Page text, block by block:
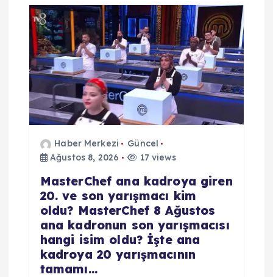
Haber Merkezi
Güncel
Ağustos 8, 2026
17 views
MasterChef ana kadroya giren
20. ve son yarışmacı kim
oldu? MasterChef 8 Ağustos
ana kadronun son yarışmacısı
hangi isim oldu? İşte ana
kadroya 20 yarışmacının
tamamı…